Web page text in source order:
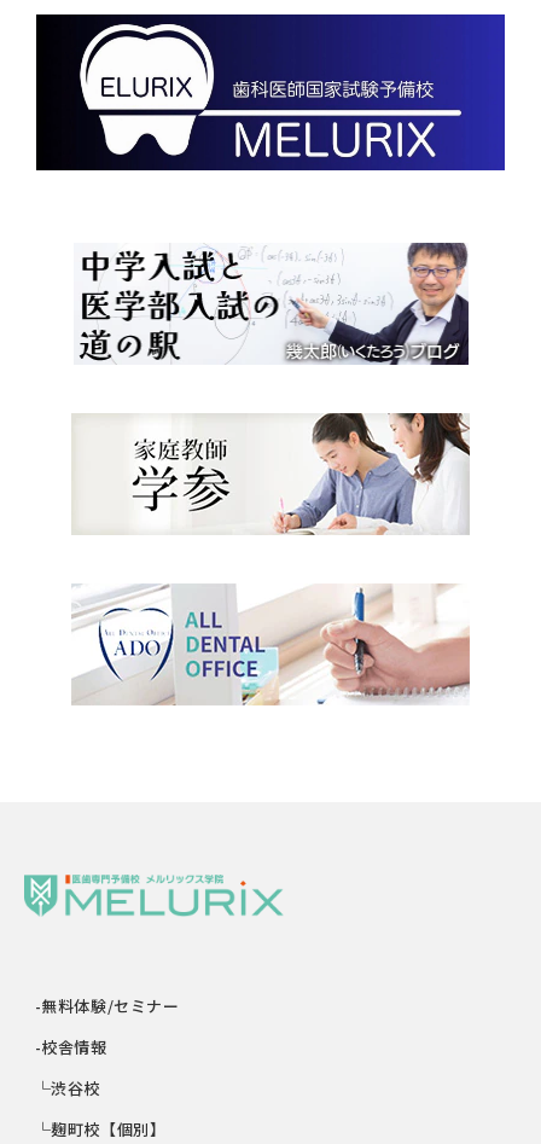
-無料体験/セミナー
-校舎情報
└渋谷校
└麹町校【個別】